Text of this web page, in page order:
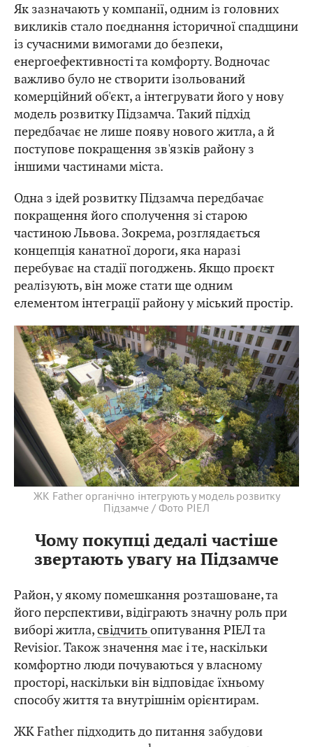
Як зазначають у компанії, одним із головних
викликів стало поєднання історичної спадщини
із сучасними вимогами до безпеки,
енергоефективності та комфорту. Водночас
важливо було не створити ізольований
комерційний об'єкт, а інтегрувати його у нову
модель розвитку Підзамча. Такий підхід
передбачає не лише появу нового житла, а й
поступове покращення зв'язків району з
іншими частинами міста.
Одна з ідей розвитку Підзамча передбачає
покращення його сполучення зі старою
частиною Львова. Зокрема, розглядається
концепція канатної дороги, яка наразі
перебуває на стадії погоджень. Якщо проєкт
реалізують, він може стати ще одним
елементом інтеграції району у міський простір.
ЖК Father органічно інтегрують у модель розвитку
Підзамче / Фото РІЕЛ
Чому покупці дедалі частіше
звертають увагу на Підзамче
Район, у якому помешкання розташоване, та
його перспективи, відіграють значну роль при
виборі житла,свідчитьопитування РІЕЛ та
Revisior. Також значення має і те, наскільки
комфортно люди почуваються у власному
просторі, наскільки він відповідає їхньому
способу життя та внутрішнім орієнтирам.
ЖК Father підходить до питання забудови